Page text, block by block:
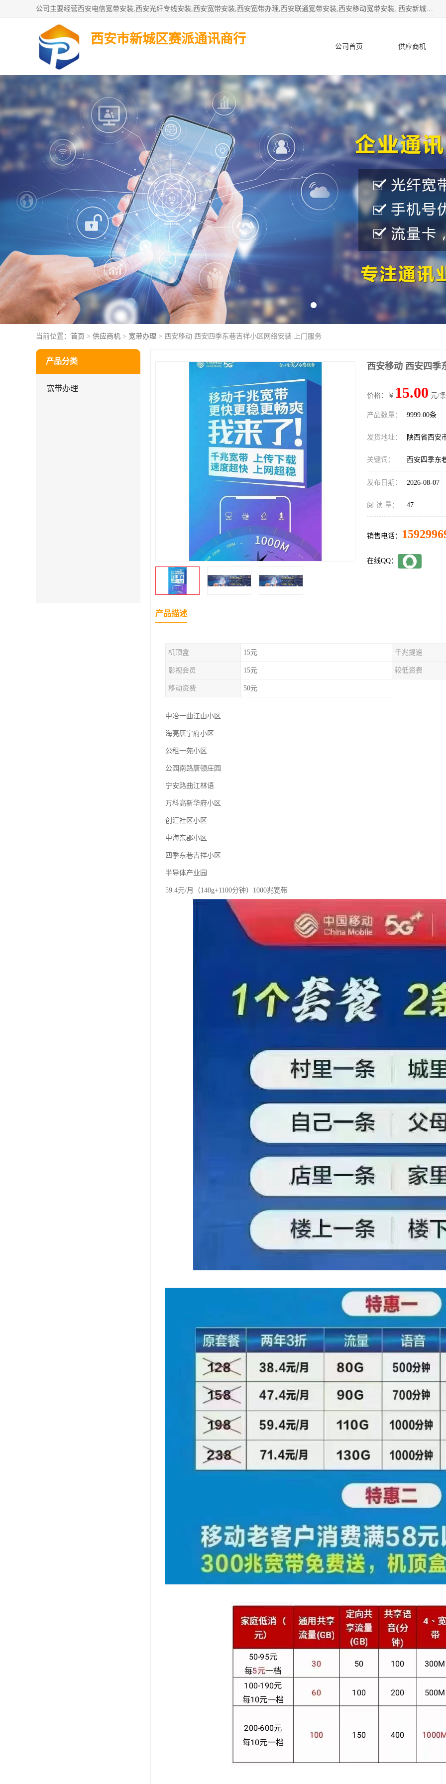
公司主要经营西安电信宽带安装,西安光纤专线安装,西安宽带安装,西安宽带办理,西安联通宽带安装,西安移动宽带安装, 西安新城赛派通讯商行从事西安地区的联通，移动，电信宽带安装，光纤专线安装，宽带办理等业务
西安市新城区赛派通讯商行
公司首页 供应商机
产品知识 客户案例
当前位置： 首页 > 供应商机 > 宽带办理 > 西安移动 西安四季东巷吉祥小区网络安装 上门服务
产品分类
宽带办理
西安移动 西安四季
价格：￥ 15.00 元/
产品数量： 9999.00条
发货地址： 陕西省西安
关键词： 西安四季东
发布日期： 2026-08-07
阅 读 量： 47
销售电话：
在线QQ：
产品描述
机顶盒 15元 千兆提速
影视会员 15元 较低资费
移动资费 50元
中冶一曲江山小区
海亮唐宁府小区
公租一苑小区
公园南路唐顿庄园
宁安路曲江林语
万科高新华府小区
创汇社区小区
中海东郡小区
四季东巷吉祥小区
半导体产业园
59.4元/月（140g+1100分钟）1000兆宽带